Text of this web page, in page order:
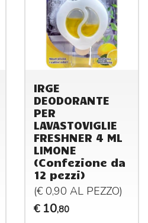
IRGE
DEODORANTE
PER
LAVASTOVIGLIE
FRESHNER 4 ML
LIMONE
(Confezione da
12 pezzi)
(€ 0,90 AL PEZZO)
€ 10,80